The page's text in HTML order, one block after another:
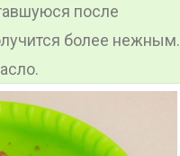
после
более нежным.